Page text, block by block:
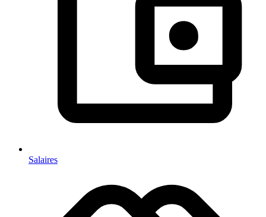
Salaires